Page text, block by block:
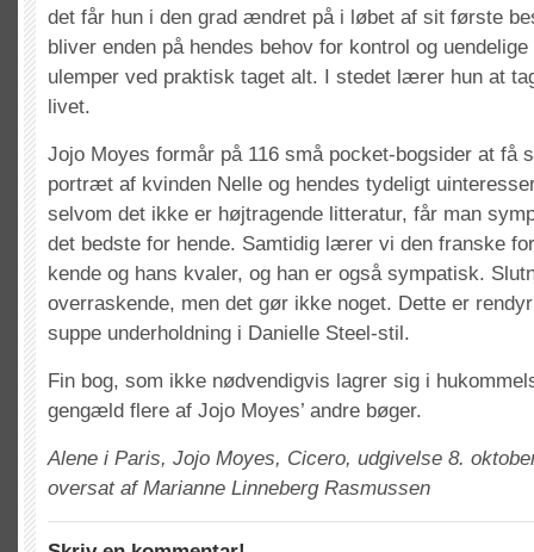
det får hun i den grad ændret på i løbet af sit første
bliver enden på hendes behov for kontrol og
ulemper ved praktisk taget alt. I stedet lærer hun at
livet.
Jojo Moyes formår på 116 små pocket-bogsider at få
portræt af kvinden Nelle og hendes tydeligt
selvom det ikke er højtragende litteratur, får man
det bedste for hende. Samtidig lærer vi den franske
kende og hans kvaler, og han er også sympatisk.
overraskende, men det gør ikke noget. Dette er
suppe underholdning i Danielle Steel-stil.
Fin bog, som ikke nødvendigvis lagrer sig i
gengæld flere af Jojo Moyes’ andre bøger.
Alene i Paris, Jojo Moyes, Cicero, udgivelse 8.
oversat af Marianne Linneberg Rasmussen